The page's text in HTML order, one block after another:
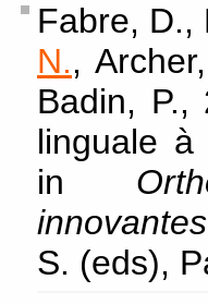
Fabre, D.,
N.,
Badin, P.,
linguale à
in
innovantes
S. (eds),